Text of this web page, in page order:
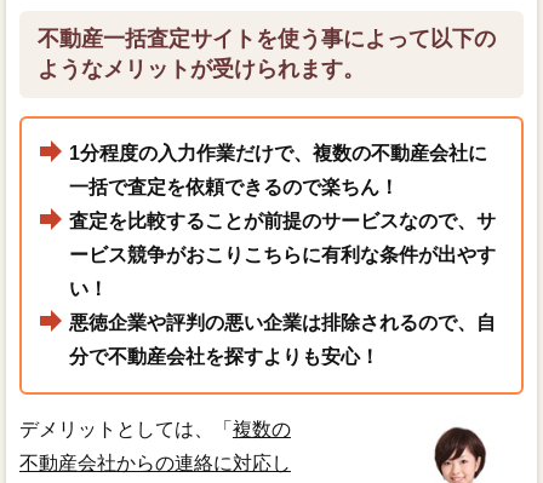
不動産一括査定サイトを使う事によって以下の
ようなメリットが受けられます。
1分程度の入力作業だけで、複数の不動産会社に
一括で査定を依頼できるので楽ちん！
査定を比較することが前提のサービスなので、サ
ービス競争がおこりこちらに有利な条件が出やす
い！
悪徳企業や評判の悪い企業は排除されるので、自
分で不動産会社を探すよりも安心！
デメリットとしては、「 複数の
不動産会社からの連絡に対応し